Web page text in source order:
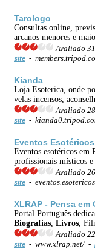
Tarologo
Consultas online,
arcanos menores e
Avaliado
site -
Kianda
Loja Esoterica, onde
velas incensos,
Avaliado
site -
Eventos Esotéricos
Eventos esotéricos em
profissionais místicos
Avaliado
site -
XLRAP - Pensa
Portal Português
Biografias Livros ,
Avaliado
site - www.xlrap.net/ -